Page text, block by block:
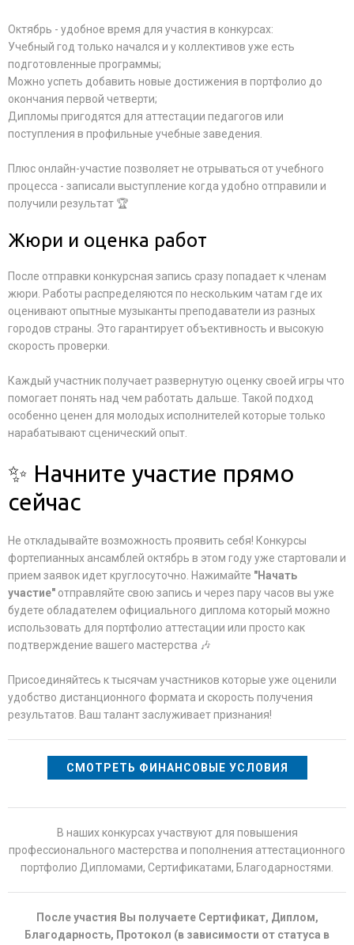
Октябрь - удобное время для участия в конкурсах:
Учебный год только начался и у коллективов уже есть
подготовленные программы;
Можно успеть добавить новые достижения в портфолио до
окончания первой четверти;
Дипломы пригодятся для аттестации педагогов или
поступления в профильные учебные заведения.
Плюс онлайн-участие позволяет не отрываться от учебного
процесса - записали выступление когда удобно отправили и
получили результат 🏆
Жюри и оценка работ
После отправки конкурсная запись сразу попадает к членам
жюри. Работы распределяются по нескольким чатам где их
оценивают опытные музыканты преподаватели из разных
городов страны. Это гарантирует объективность и высокую
скорость проверки.
Каждый участник получает развернутую оценку своей игры что
помогает понять над чем работать дальше. Такой подход
особенно ценен для молодых исполнителей которые только
нарабатывают сценический опыт.
✨ Начните участие прямо
сейчас
Не откладывайте возможность проявить себя! Конкурсы
фортепианных ансамблей октябрь в этом году уже стартовали и
прием заявок идет круглосуточно. Нажимайте "Начать
участие" отправляйте свою запись и через пару часов вы уже
будете обладателем официального диплома который можно
использовать для портфолио аттестации или просто как
подтверждение вашего мастерства 🎶
Присоединяйтесь к тысячам участников которые уже оценили
удобство дистанционного формата и скорость получения
результатов. Ваш талант заслуживает признания!
СМОТРЕТЬ ФИНАНСОВЫЕ УСЛОВИЯ
В наших конкурсах участвуют для повышения
профессионального мастерства и пополнения аттестационного
портфолио Дипломами, Сертификатами, Благодарностями.
После участия Вы получаете Сертификат, Диплом,
Благодарность, Протокол (в зависимости от статуса в